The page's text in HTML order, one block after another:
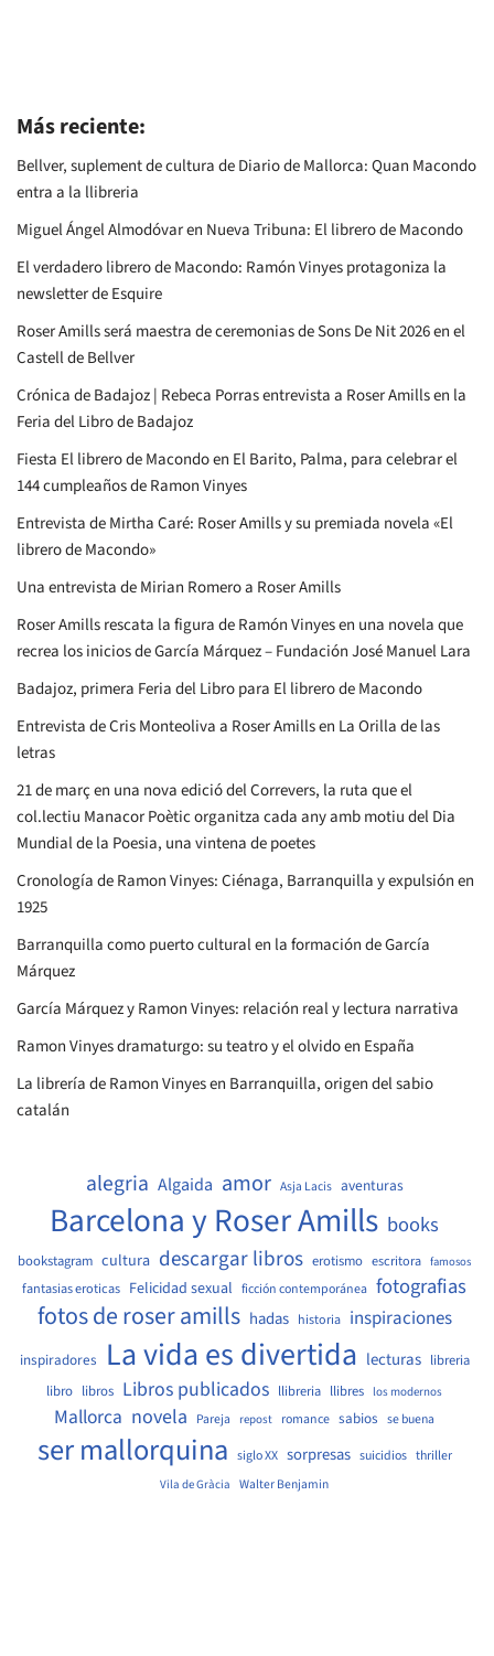
Más reciente:
Bellver, suplement de cultura de Diario de Mallorca: Quan Macondo
entra a la llibreria
Miguel Ángel Almodóvar en Nueva Tribuna: El librero de Macondo
El verdadero librero de Macondo: Ramón Vinyes protagoniza la
newsletter de Esquire
Roser Amills será maestra de ceremonias de Sons De Nit 2026 en el
Castell de Bellver
Crónica de Badajoz | Rebeca Porras entrevista a Roser Amills en la
Feria del Libro de Badajoz
Fiesta El librero de Macondo en El Barito, Palma, para celebrar el
144 cumpleaños de Ramon Vinyes
Entrevista de Mirtha Caré: Roser Amills y su premiada novela «El
librero de Macondo»
Una entrevista de Mirian Romero a Roser Amills
Roser Amills rescata la figura de Ramón Vinyes en una novela que
recrea los inicios de García Márquez – Fundación José Manuel Lara
Badajoz, primera Feria del Libro para El librero de Macondo
Entrevista de Cris Monteoliva a Roser Amills en La Orilla de las
letras
21 de març en una nova edició del Correvers, la ruta que el
col.lectiu Manacor Poètic organitza cada any amb motiu del Dia
Mundial de la Poesia, una vintena de poetes
Cronología de Ramon Vinyes: Ciénaga, Barranquilla y expulsión en
1925
Barranquilla como puerto cultural en la formación de García
Márquez
García Márquez y Ramon Vinyes: relación real y lectura narrativa
Ramon Vinyes dramaturgo: su teatro y el olvido en España
La librería de Ramon Vinyes en Barranquilla, origen del sabio
catalán
alegria Algaida amor Asja Lacis aventuras
Barcelona y Roser Amills books
bookstagram cultura descargar libros erotismo escritora famosos
fantasias eroticas Felicidad sexual ficción contemporánea fotografias
fotos de roser amills hadas historia inspiraciones
inspiradores La vida es divertida lecturas libreria
libro libros Libros publicados llibreria llibres los modernos
Mallorca novela Pareja repost romance sabios se buena
ser mallorquina siglo XX sorpresas suicidios thriller
Vila de Gràcia Walter Benjamin